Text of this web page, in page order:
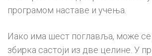
програмом наставе и учења.
Иако има шест поглавља, може се
збирка састоји из две целине. У